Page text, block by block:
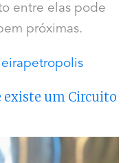
entre elas pode
próximas.
existe um Circuito